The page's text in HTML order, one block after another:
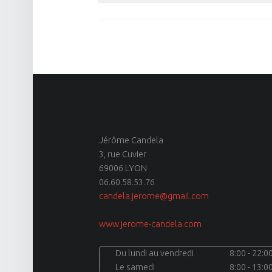
Jérôme Candela
3, rue Cuvier
69006 LYON
06.60.58.53.76
candela.jerome@gmail.com
www.jerome-candela.com
Du lundi au vendredi
8:00 - 22:00
Le samedi
8:00 - 13:00